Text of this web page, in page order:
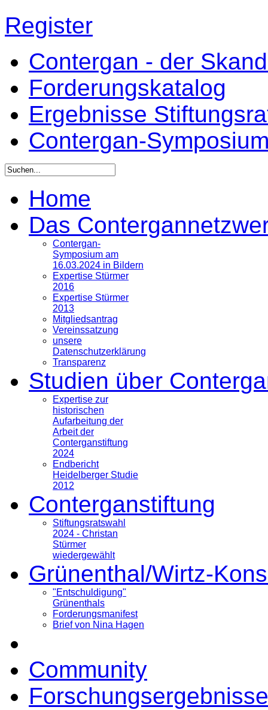
Register
Contergan - der
Forderungskatalog
Ergebnisse
Contergan-
Home
Das
Contergan-
Symposium am
16.03.2024 in Bildern
Expertise Stürmer
2016
Expertise Stürmer
2013
Mitgliedsantrag
Vereinssatzung
unsere
Datenschutzerklärung
Transparenz
Studien über
Expertise zur
historischen
Aufarbeitung der
Arbeit der
Conterganstiftung
2024
Endbericht
Heidelberger Studie
2012
Conterganstiftung
Stiftungsratswahl
2024 - Christan
Stürmer
wiedergewählt
Grünenthal/Wirtz-
"Entschuldigung"
Grünenthals
Forderungsmanifest
Brief von Nina Hagen
Community